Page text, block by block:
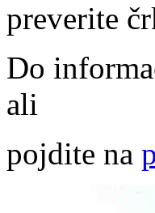
preverite
Do
ali
pojdite na